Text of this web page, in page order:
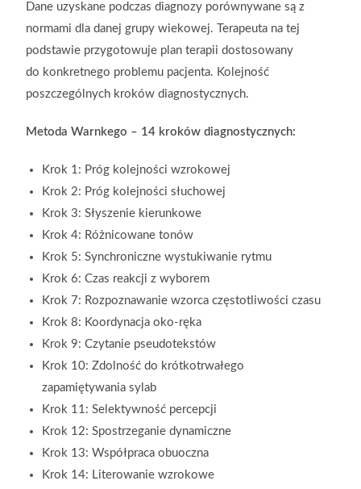
Dane uzyskane podczas diagnozy porównywane są z
normami dla danej grupy wiekowej. Terapeuta na tej
podstawie przygotowuje plan terapii dostosowany
do konkretnego problemu pacjenta. Kolejność
poszczególnych krokówdiagnostycznych.
Metoda Warnkego – 14 kroków diagnostycznych:
Krok 1: Próg kolejności wzrokowej
Krok 2: Próg kolejności słuchowej
Krok 3: Słyszenie kierunkowe
Krok 4: Różnicowane tonów
Krok 5: Synchroniczne wystukiwanie rytmu
Krok 6: Czas reakcji z wyborem
Krok 7: Rozpoznawanie wzorca częstotliwości czasu
Krok 8: Koordynacja oko-ręka
Krok 9: Czytanie pseudotekstów
Krok 10: Zdolność do krótkotrwałego
zapamiętywania sylab
Krok 11: Selektywność percepcji
Krok 12: Spostrzeganie dynamiczne
Krok 13: Współpraca obuoczna
Krok 14: Literowanie wzrokowe